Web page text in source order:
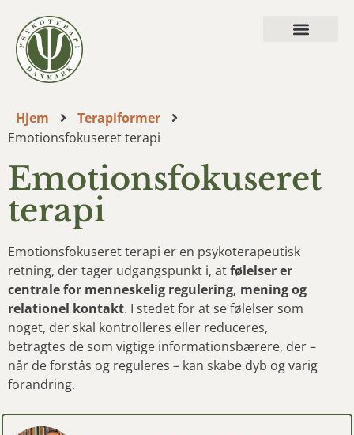
Hjem
Terapiformer
Emotionsfokuseret terapi
Emotionsfokuseret
terapi
Emotionsfokuseret terapi er en psykoterapeutisk
retning, der tager udgangspunkt i, atfølelser er
centrale for menneskelig regulering, mening og
relationel kontakt. I stedet for at se følelser som
noget, der skal kontrolleres eller reduceres,
betragtes de som vigtige informationsbærere, der –
når de forstås og reguleres – kan skabe dyb og varig
forandring.